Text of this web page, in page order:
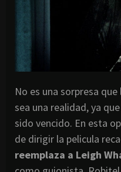
No es una sorpresa
sea una realidad, ya
sido vencido. En esta
de dirigir la pelicula
reemplaza a Leigh